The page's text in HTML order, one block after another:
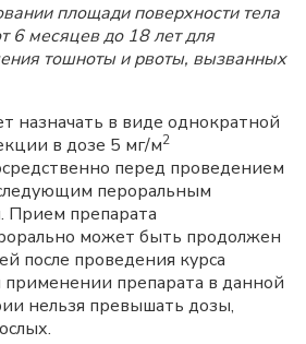
площади поверхности тела
6 месяцев до 18 лет для
тошноты и рвоты, вызванных
назначать в виде однократной
в дозе 5 мг/м2
перед проведением
пероральным
Прием препарата
может быть продолжен
после проведения курса
препарата в данной
нельзя превышать дозы,